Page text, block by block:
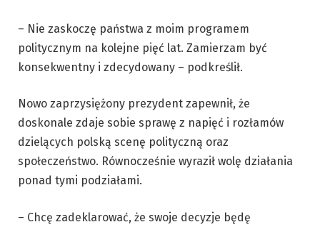
– Nie zaskoczę państwa z moim programem
politycznym na kolejne pięć lat. Zamierzam być
konsekwentny i zdecydowany – podkreślił.
Nowo zaprzysiężony prezydent zapewnił, że
doskonale zdaje sobie sprawę z napięć i rozłamów
dzielących polską scenę polityczną oraz
społeczeństwo. Równocześnie wyraził wolę działania
ponad tymi podziałami.
– Chcę zadeklarować, że swoje decyzje będę